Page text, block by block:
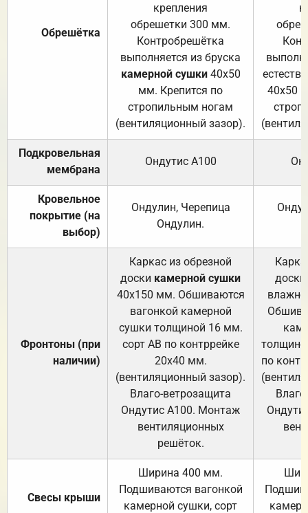
Обрешётка
крепления
обрешетки 300 мм.
Контробрешётка
выполняется из бруска
камерной сушки40х50
мм. Крепится по
стропильным ногам
(вентиляционный зазор).
40х50
Подкровельная
мембрана
Ондутис А100
Кровельное
покрытие (на
выбор)
Ондулин, Черепица
Ондулин.
Фронтоны (при
наличии)
Каркас из обрезной
доски камерной сушки
40х150 мм. Обшиваются
вагонкой камерной
сушки толщиной 16 мм.
сорт АВ по контррейке
20х40 мм.
(вентиляционный зазор).
Влаго-ветрозащита
Ондутис А100. Монтаж
вентиляционных
решёток.
доски
по
Свесы крыши
Ширина 400 мм.
Подшиваются вагонкой
камерной сушки, сорт